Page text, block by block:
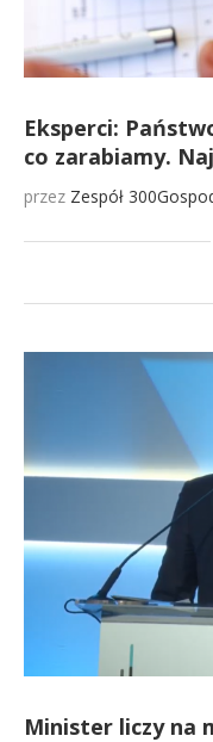
Eksperci:
co zarabiamy.
przez Zespół
Minister liczy na